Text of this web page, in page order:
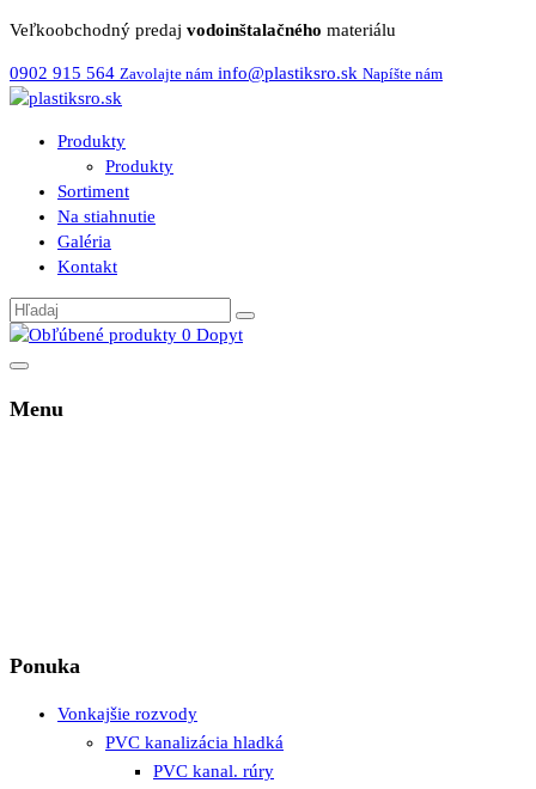
Veľkoobchodný predaj vodoinštalačného materiálu
0902 915 564 Zavolajte nám info@plastiksro.sk Napíšte nám
Produkty
Produkty
Sortiment
Na stiahnutie
Galéria
Kontakt
0 Dopyt
Menu
Ponuka
Vonkajšie rozvody
PVC kanalizácia hladká
PVC kanal. rúry